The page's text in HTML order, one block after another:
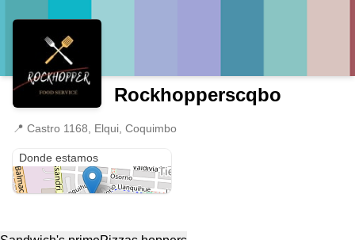
Rockhopperscqbo
📍 Castro 1168, Elqui, Coquimbo
Donde estamos